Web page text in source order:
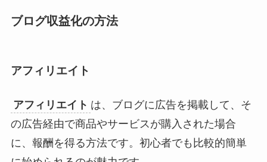
ブログ収益化の方法
アフィリエイト
アフィリエイト は、ブログに広告を掲載して、そ
の広告経由で商品やサービスが購入された場合
に、報酬を得る方法です。初心者でも比較的簡単